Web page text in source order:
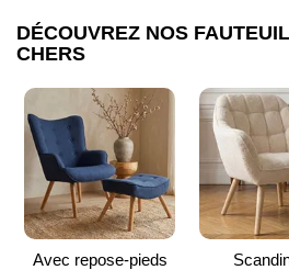
DÉCOUVREZ NOS
CHERS
Avec repose-pieds